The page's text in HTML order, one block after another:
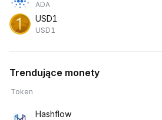
ADA
USD1
USD1
Trendujące monety
Token
Hashflow